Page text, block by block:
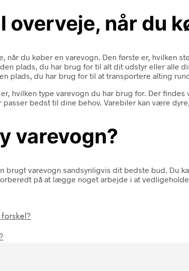
overveje, når du
når du køber en varevogn. Den første er,
plads, du har brug for til alt dit udstyr eller
plads, du har brug for til at transportere alting
hvilken type varevogn du har brug for. Der
bedst til dine behov. Varebiler kan være
varevogn?
brugt varevogn sandsynligvis dit bedste bud. Du
på at lægge noget arbejde i at